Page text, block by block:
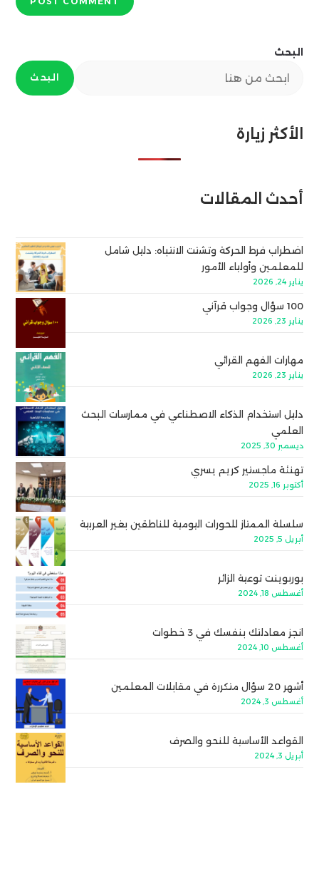
البحث
البحث
الأكثر زيارة
أحدث المقالات
اضطراب فرط الحركة وتشتت الانتباه: دليل شامل
للمعلمين وأولياء الأمور
يناير 24, 2026
100 سؤال وجواب قرآني
يناير 23, 2026
مهارات الفهم القرائي
يناير 23, 2026
دليل استخدام الذكاء الاصطناعي في ممارسات البحث
العلمي
ديسمبر 30, 2025
تهنئة ماجستير كريم يسري
أكتوبر 16, 2025
سلسلة الممتاز للحورات اليومية للناطقين بغير العربية
أبريل 5, 2025
بوربوينت توعية الزائر
أغسطس 18, 2024
انجز معادلتك بنفسك في 3 خطوات
أغسطس 10, 2024
أشهر 20 سؤال متكررة في مقابلات المعلمين
أغسطس 3, 2024
القواعد الأساسية للنحو والصرف
أبريل 3, 2024